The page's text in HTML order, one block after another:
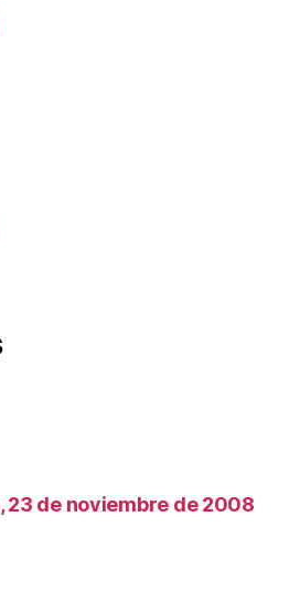
23 de noviembre de 2008